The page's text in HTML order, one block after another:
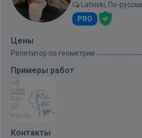
Latviski, По-русски
PRO
Цены
Репетитор по геометрии
Примеры работ
Контакты